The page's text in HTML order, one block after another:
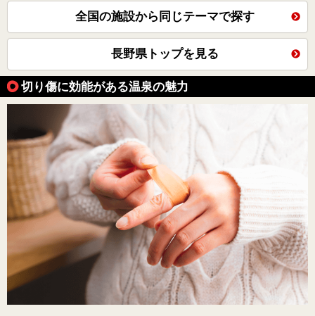
全国の施設から同じテーマで探す
長野県トップを見る
切り傷に効能がある温泉の魅力